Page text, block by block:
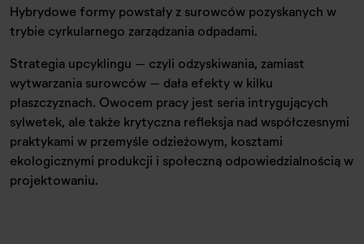
Hybrydowe formy powstały z surowców pozyskanych w
trybie cyrkularnego zarządzania odpadami.
Strategia upcyklingu – czyli odzyskiwania, zamiast
wytwarzania surowców – dała efekty w kilku
płaszczyznach. Owocem pracy jest seria intrygujących
sylwetek, ale także krytyczna refleksja nad współczesnymi
praktykami w przemyśle odzieżowym, kosztami
ekologicznymi produkcji i społeczną odpowiedzialnością w
projektowaniu.